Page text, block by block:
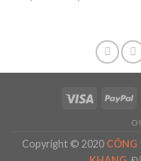
Copyright © 2020 CÔNG